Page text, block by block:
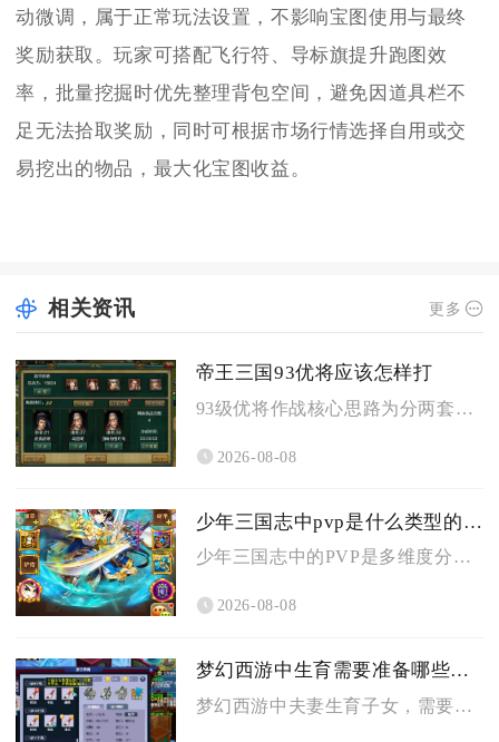
动微调，属于正常玩法设置，不影响宝图使用与最终
奖励获取。玩家可搭配飞行符、导标旗提升跑图效
率，批量挖掘时优先整理背包空间，避免因道具栏不
足无法拾取奖励，同时可根据市场行情选择自用或交
易挖出的物品，最大化宝图收益。
相关资讯 更多
帝王三国93优将应该怎样打
93级优将作战核心思路为分两套成型阵容，刷黄练级选用智步搭配...
2026-08-08
少年三国志中pvp是什么类型的游戏
少年三国志中的PVP是多维度分层的玩家实时异步卡牌策略对战类...
2026-08-08
梦幻西游中生育需要准备哪些条件
梦幻西游中夫妻生育子女，需要备好专属房屋、达标角色等级与夫妻...